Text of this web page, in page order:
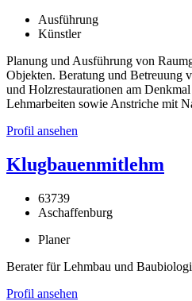
Ausführung
Künstler
Planung und Ausführung von
Objekten. Beratung und Betreuung
und Holzrestaurationen am
Lehmarbeiten sowie Anstriche mit
Profil ansehen
Klugbauenmitlehm
63739
Aschaffenburg
Planer
Berater für Lehmbau und
Profil ansehen